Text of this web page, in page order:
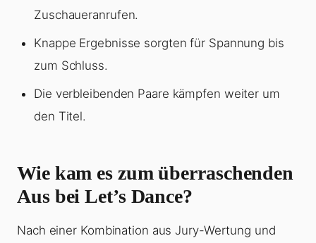
Zuschaueranrufen.
Knappe Ergebnisse sorgten für Spannung bis
zum Schluss.
Die verbleibenden Paare kämpfen weiter um
den Titel.
Wie kam es zum überraschenden
Aus bei Let’s Dance?
Nach einer Kombination aus Jury-Wertung und